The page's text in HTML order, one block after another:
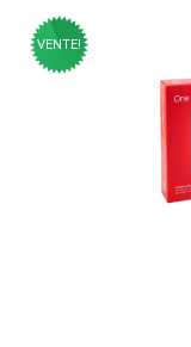
VENTE!